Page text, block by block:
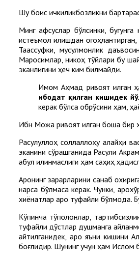
Шу боис ичкиликбозликни
Минг афсуслар бўлсинки,
истеъмол қилишдан
Таассуфки, мусулмонлик
Маросимлар, никоҳ тўйлари бу
эканлигини ҳеч ким билмайди.
Имом Аҳмад ривоят қилган
ибодат қилган кишидек
керак бўлса обрўсини ҳам,
Ибн Можа ривоят қилган бошқа
Расулуллоҳ соллаллоҳу алайҳи
эканини сўрашганида Расули
қабул қилинмаслиги ҳам саҳиҳ
Ароқнинг зарарларини санаб
нарса бўлмаса керак. Чунки,
хиёнатлар ароқ туфайли бўлмоқда.
Кўпинча тўполонлар,
туфайли дўстлар душманга
айтилганидек, ароқ яъни кишини
боғлиқдир. Шунинг учун ҳам Ислом